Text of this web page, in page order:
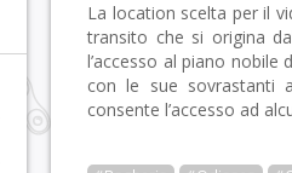
La location scelta per il
transito che si origina
l’accesso al piano nobile
con le sue sovrastanti
consente l’accesso ad